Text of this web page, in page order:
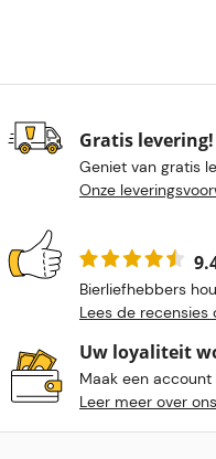
Gratis levering!
Geniet van gratis
Onze
Bierliefhebbers
Lees de recensies
Uw loyaliteit
Maak een
Leer meer over